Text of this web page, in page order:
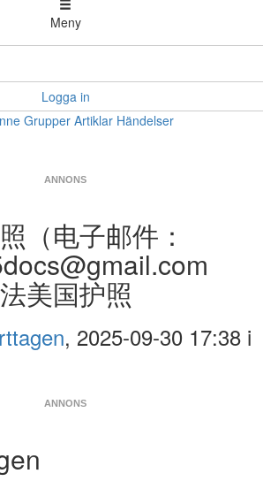
Meny
Logga in
Grupper Artiklar Händelser
ANNONS
（电子邮件：
美国护照
, 2025-09-30 17:38 i
ANNONS